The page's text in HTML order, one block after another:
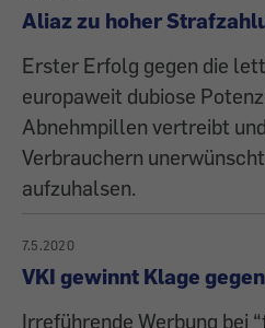
Aliaz zu hoher
Erster Erfolg gegen die
europaweit dubiose
Abnehmpillen vertreibt
Verbrauchern
aufzuhalsen.
7.5.2020
VKI gewinnt Klage
Irreführende Werbung bei